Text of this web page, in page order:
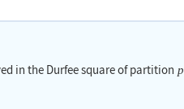
in the Durfee square of partition p